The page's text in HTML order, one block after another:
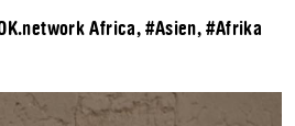
Africa,#Asien,#Afrika